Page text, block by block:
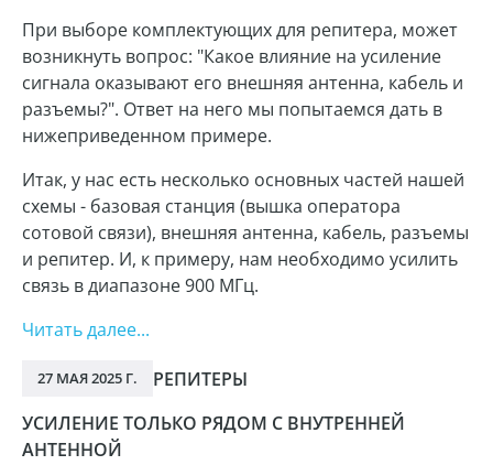
При выборе комплектующих для репитера, может
возникнуть вопрос: "Какое влияние на усиление
сигнала оказывают его внешняя антенна, кабель и
разъемы?". Ответ на него мы попытаемся дать в
нижеприведенном примере.
Итак, у нас есть несколько основных частей нашей
схемы - базовая станция (вышка оператора
сотовой связи), внешняя антенна, кабель, разъемы
и репитер. И, к примеру, нам необходимо усилить
связь в диапазоне 900 МГц.
Читать далее...
27 МАЯ 2025 Г.
РЕПИТЕРЫ
УСИЛЕНИЕ ТОЛЬКО РЯДОМ С ВНУТРЕННЕЙ
АНТЕННОЙ